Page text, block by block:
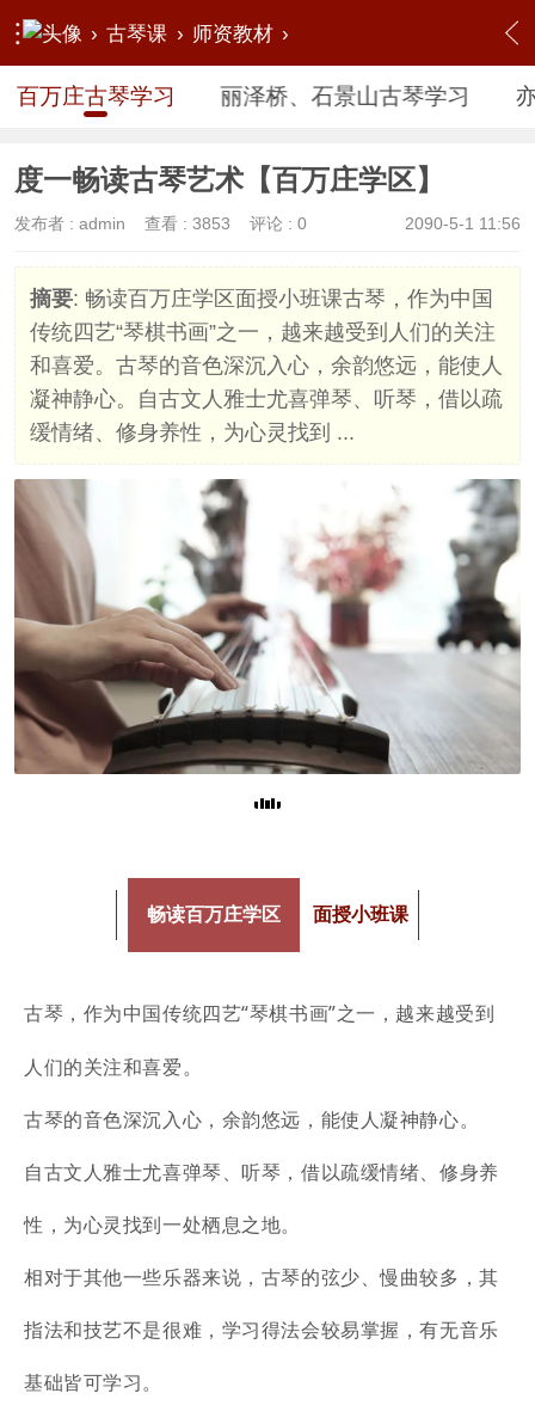
› 古琴课 › 师资教材 ›
【课程教材】开课公告 › 百万庄古琴学习 › 内容
百万庄古琴学习 丽泽桥、石景山古琴学习
度一畅读古琴艺术【百万庄学区】
2090-5-1 11:56
发布者 : admin 查看 : 3853 评论 : 0
摘要: 畅读百万庄学区面授小班课古琴，作为中国
传统四艺“琴棋书画”之一，越来越受到人们的关注
和喜爱。古琴的音色深沉入心，余韵悠远，能使人
凝神静心。自古文人雅士尤喜弹琴、听琴，借以疏
缓情绪、修身养性，为心灵找到 ...
畅读百万庄学区 面授小班课
古琴，作为中国传统四艺“琴棋书画”之一，越来越受到
人们的关注和喜爱。
古琴的音色深沉入心，余韵悠远，能使人凝神静心。
自古文人雅士尤喜弹琴、听琴，借以疏缓情绪、修身养
性，为心灵找到一处栖息之地。
相对于其他一些乐器来说，古琴的弦少、慢曲较多，其
指法和技艺不是很难，学习得法会较易掌握，有无音乐
基础皆可学习。